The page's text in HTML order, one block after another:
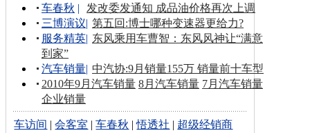
车春秋 |
发改委发通知 成品油价格再次上调
三博演议| 第五回:博士哪种变速器更给力?
服务精英| 东风乘用车曹智：东风风神让“满意
到家”
汽车销量| 中汽协:9月销量155万 销量前十车型
2010年9月汽车销量 8月汽车销量 7月汽车销量
企业销量
车访间 |会客室 |车春秋 |悟透社 | 超级经销商